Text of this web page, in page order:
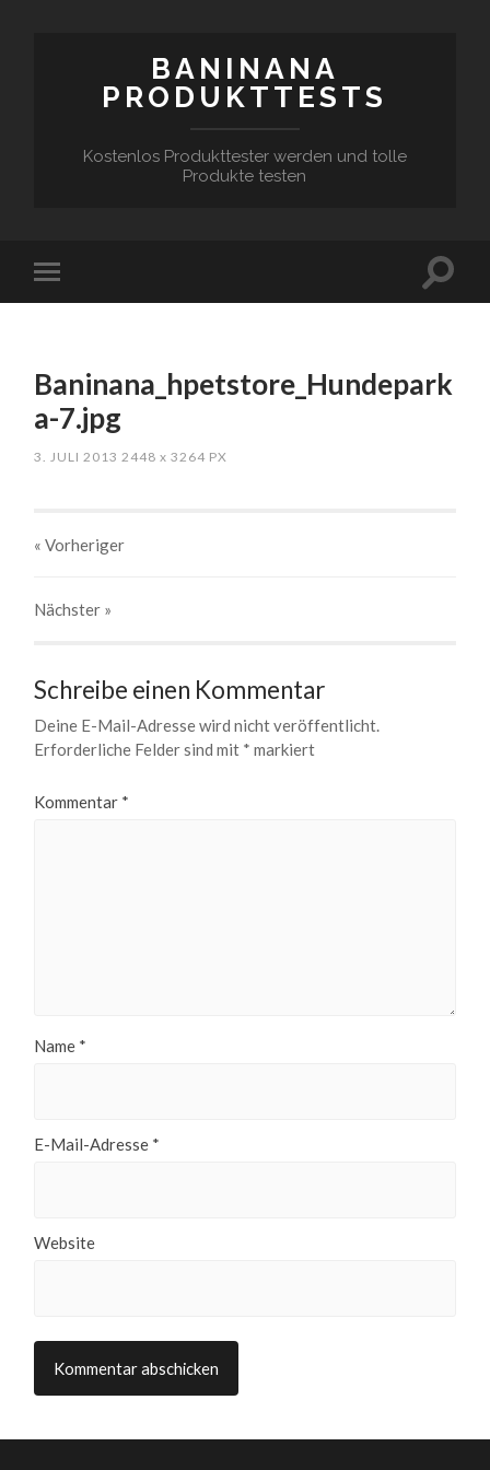
BANINANA
PRODUKTTESTS
Kostenlos Produkttester werden und tolle
Produkte testen
Baninana_hpetstore_Hundepark
a-7.jpg
3. JULI 2013 2448x 3264 PX
« Vorheriger
Nächster »
Schreibe einen Kommentar
Deine E-Mail-Adresse wird nicht veröffentlicht.
Erforderliche Felder sind mit * markiert
Kommentar *
Name *
E-Mail-Adresse *
Website